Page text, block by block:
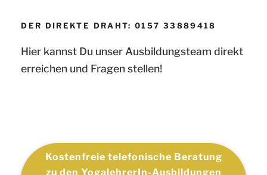
DER DIREKTE DRAHT: 0157 33889418
Hier kannst Du unser Ausbildungsteam direkt
erreichen und Fragen stellen!
Kostenfreie telefonische Beratung
zu den YogalehrerIn-Ausbildungen